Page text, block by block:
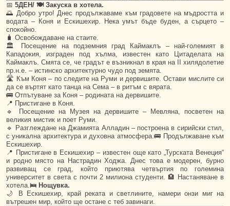
📅 5ДЕН/ 🍽 Закуска в хотела.
🌅 Добро утро! Днес продължаваме към градовете на мъдростта и
водата – Коня и Ескишехир. Нека умът бъде буден, а сърцето –
спокойно.
🧳 Освобождаване на стаите.
🏛 Посещение на подземния град Каймаклъ – най-големият в
Кападокия, изграден под хълма, известен като Цитаделата на
Каймаклъ. Смята се, че градът е възникнал в края на II хилядолетие
пр.н.е. – истинско архитектурно чудо под земята.
🛣️ Към Коня – по следите на Руми и дервишите. Остави мислите си
да се въртят като танца на Сема – в ритъм с вярата.
🚌 Отпътуване за Коня – родината на дервишите.
📍 Пристигане в Коня.
🔹 Посещение на Музея на дервишите – Мевляна, посветен на
великия мистик и поет Руми.
🔹 Разглеждане на Джамията Алладин – построена в сирийски стил,
с уникална архитектура и духовна атмосфера.🚌 Продължаване към
Ескишехир.
📍 Пристигане в Ескишехир – известен още като „Турската Венеция“
и родно място на Настрадин Ходжа. Днес това е модерен, бурно
развиващ се град, който приютява четвъртия по големина
университет в света с почти 2 милиона студенти. 🏨 Настаняване в
хотела.🛌 Нощувка.
🌙 В Ескишехир, край реката и светлините, намери онзи миг на
вътрешен мир, който ще остане с теб завинаги.